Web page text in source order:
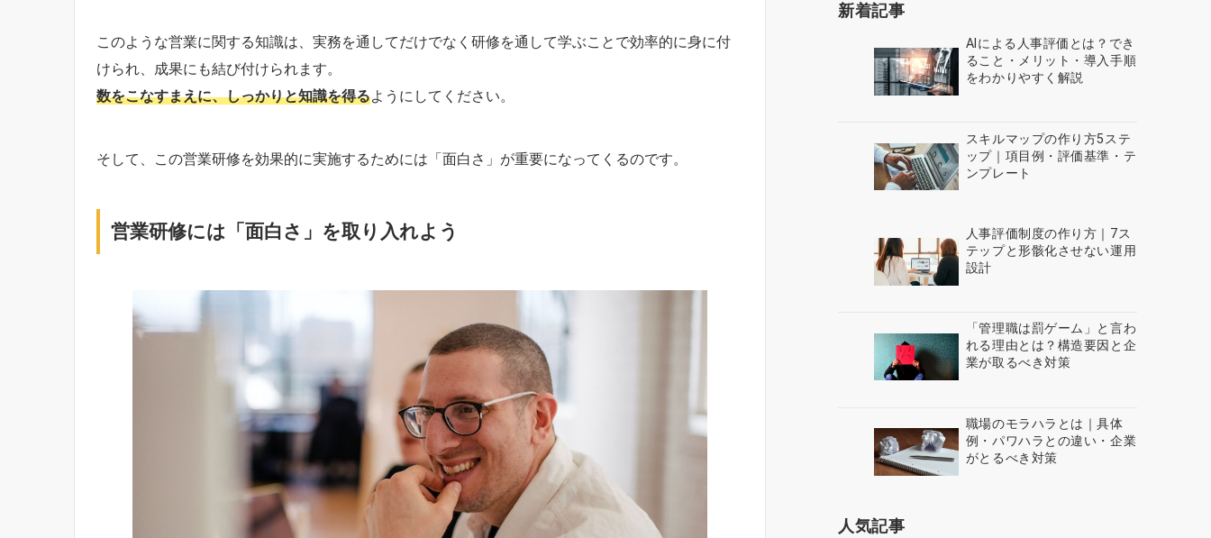
このような営業に関する知識は、実務を通してだけでなく研修を通して学ぶことで効率的に身に付
けられ、成果にも結び付けられます。
数をこなすまえに、しっかりと知識を得るようにしてください。
そして、この営業研修を効果的に実施するためには「面白さ」が重要になってくるのです。
営業研修には「面白さ」を取り入れよう
新着記事
AIによる人事評価とは？でき
ること・メリット・導入手順
をわかりやすく解説
スキルマップの作り方5ステ
ップ｜項目例・評価基準・テ
ンプレート
人事評価制度の作り方｜7ス
テップと形骸化させない運用
設計
「管理職は罰ゲーム」と言わ
れる理由とは？構造要因と企
業が取るべき対策
職場のモラハラとは｜具体
例・パワハラとの違い・企業
がとるべき対策
人気記事